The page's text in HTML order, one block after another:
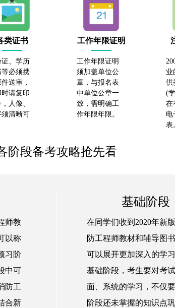
类证书
、学历
等必须携
送审，
请复印
人像、
须清晰可
工作年限证明
工作年限证明
须加盖单位公
章，与报名表
中单位公章一
致，需明确工
作年限年限。
业
供
(
在
电
表
阶段备考攻略抢先看
师教
以称
习阶
中可
防工
合新
基础阶段
在同学们收到2020年新
防工程师教材和辅导图
可以展开更加深入的学
基础阶段，考生要对考
面、系统的学习，不仅
阶段还未掌握的知识点巩